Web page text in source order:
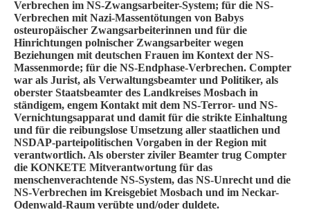
Verbrechen im NS-Zwangsarbeiter-System; für die NS-
Verbrechen mit Nazi-Massentötungen von Babys
osteuropäischer Zwangsarbeiterinnen und für die
Hinrichtungen polnischer Zwangsarbeiter wegen
Beziehungen mit deutschen Frauen im Kontext der NS-
Massenmorde; für die NS-Endphase-Verbrechen. Compter
war als Jurist, als Verwaltungsbeamter und Politiker, als
oberster Staatsbeamter des Landkreises Mosbach in
ständigem, engem Kontakt mit dem NS-Terror- und NS-
Vernichtungsapparat und damit für die strikte Einhaltung
und für die reibungslose Umsetzung aller staatlichen und
NSDAP-parteipolitischen Vorgaben in der Region mit
verantwortlich. Als oberster ziviler Beamter trug Compter
die KONKETE Mitverantwortung für das
menschenverachtende NS-System, das NS-Unrecht und die
NS-Verbrechen im Kreisgebiet Mosbach und im Neckar-
Odenwald-Raum verübte und/oder duldete.